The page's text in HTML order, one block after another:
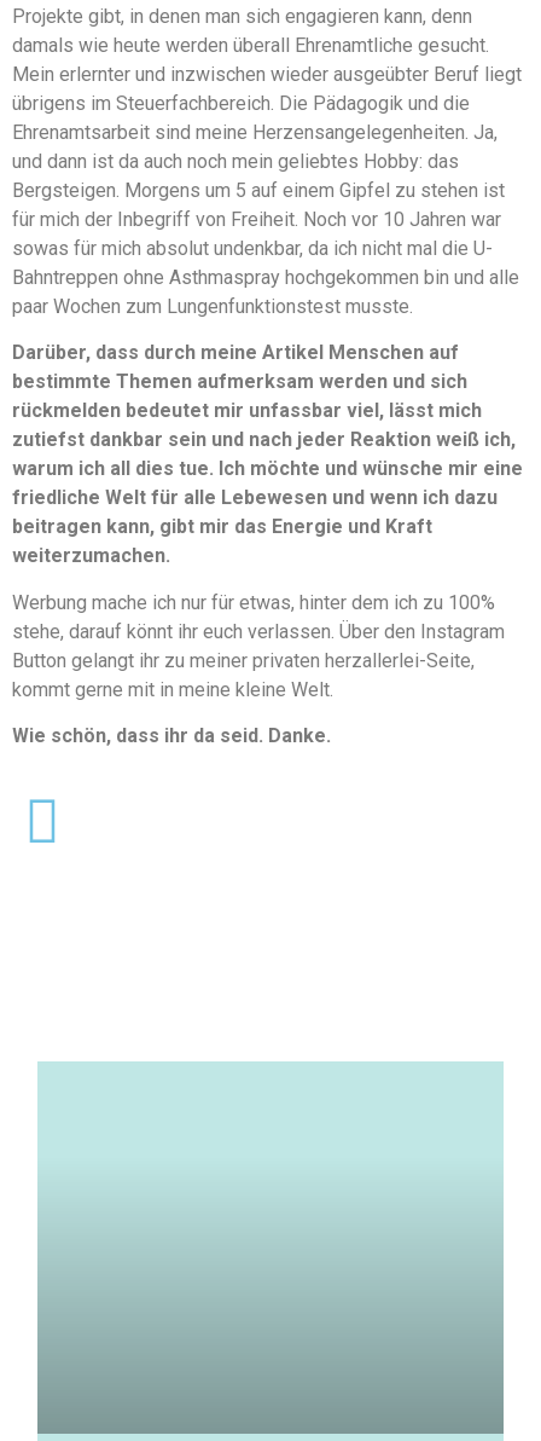
Projekte gibt, in denen man sich engagieren kann, denn
damals wie heute werden überall Ehrenamtliche gesucht.
Mein erlernter und inzwischen wieder ausgeübter Beruf liegt
übrigens im Steuerfachbereich. Die Pädagogik und die
Ehrenamtsarbeit sind meine Herzensangelegenheiten. Ja,
und dann ist da auch noch mein geliebtes Hobby: das
Bergsteigen. Morgens um 5 auf einem Gipfel zu stehen ist
für mich der Inbegriff von Freiheit. Noch vor 10 Jahren war
sowas für mich absolut undenkbar, da ich nicht mal die U-
Bahntreppen ohne Asthmaspray hochgekommen bin und alle
paar Wochen zum Lungenfunktionstest musste.
Darüber, dass durch meine Artikel Menschen auf
bestimmte Themen aufmerksam werden und sich
rückmelden bedeutet mir unfassbar viel, lässt mich
zutiefst dankbar sein und nach jeder Reaktion weiß ich,
warum ich all dies tue. Ich möchte und wünsche mir eine
friedliche Welt für alle Lebewesen und wenn ich dazu
beitragen kann, gibt mir das Energie und Kraft
weiterzumachen.
Werbung mache ich nur für etwas, hinter dem ich zu 100%
stehe, darauf könnt ihr euch verlassen. Über den Instagram
Button gelangt ihr zu meiner privaten herzallerlei-Seite,
kommt gerne mit in meine kleine Welt.
Wie schön, dass ihr da seid. Danke.